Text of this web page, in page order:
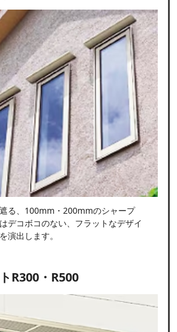
る、100mm・200mmのシャープ
デコボコのない、フラットなデザイ
演出します。
R300・R500